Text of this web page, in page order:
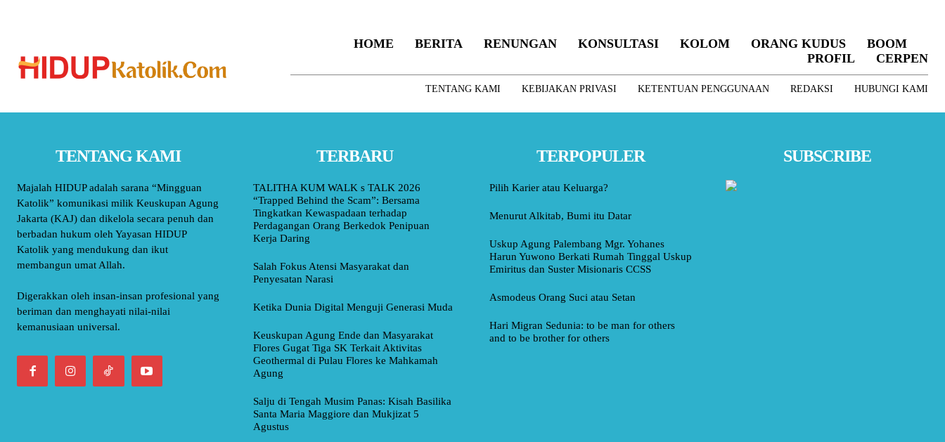
HOME BERITA RENUNGAN KONSULTASI KOLOM ORANG KUDUS
BOOM
PROFIL
CERPEN
TENTANG KAMI KEBIJAKAN PRIVASI KETENTUAN PENGGUNAAN REDAKSI HUBUNGI KAMI
TENTANG KAMI
Majalah HIDUP adalah sarana “Mingguan
Katolik” komunikasi milik Keuskupan Agung
Jakarta (KAJ) dan dikelola secara penuh dan
berbadan hukum oleh Yayasan HIDUP
Katolik yang mendukung dan ikut
membangun umat Allah.
Digerakkan oleh insan-insan profesional yang
beriman dan menghayati nilai-nilai
kemanusiaan universal.
TERBARU
TALITHA KUM WALK s TALK 2026
“Trapped Behind the Scam”: Bersama
Tingkatkan Kewaspadaan terhadap
Perdagangan Orang Berkedok Penipuan
Kerja Daring
Salah Fokus Atensi Masyarakat dan
Penyesatan Narasi
Ketika Dunia Digital Menguji Generasi Muda
Keuskupan Agung Ende dan Masyarakat
Flores Gugat Tiga SK Terkait Aktivitas
Geothermal di Pulau Flores ke Mahkamah
Agung
Salju di Tengah Musim Panas: Kisah Basilika
Santa Maria Maggiore dan Mukjizat 5
Agustus
TERPOPULER
Pilih Karier atau Keluarga?
Menurut Alkitab, Bumi itu Datar
Uskup Agung Palembang Mgr. Yohanes
Harun Yuwono Berkati Rumah Tinggal Uskup
Emiritus dan Suster Misionaris CCSS
Asmodeus Orang Suci atau Setan
Hari Migran Sedunia: to be man for others
and to be brother for others
SUBSCRIBE